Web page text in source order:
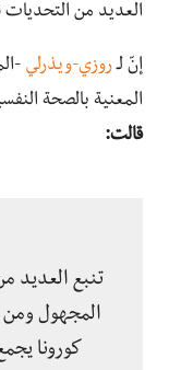
العديد من التحديات
إنّ لـروزي-ويذرلي -
المعنية بالصحة
قالت:
تنبع العديد
المجهول
كورونا